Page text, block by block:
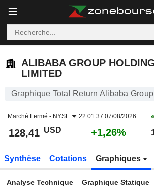
ALIBABA GROUP
LIMITED
Graphique Total Return Alibaba
Marché Fermé - NYSE 22:01:37 07/08/2026
128,41 USD +1,26%
Synthèse Cotations Graphiques
Analyse Technique Graphique Statique